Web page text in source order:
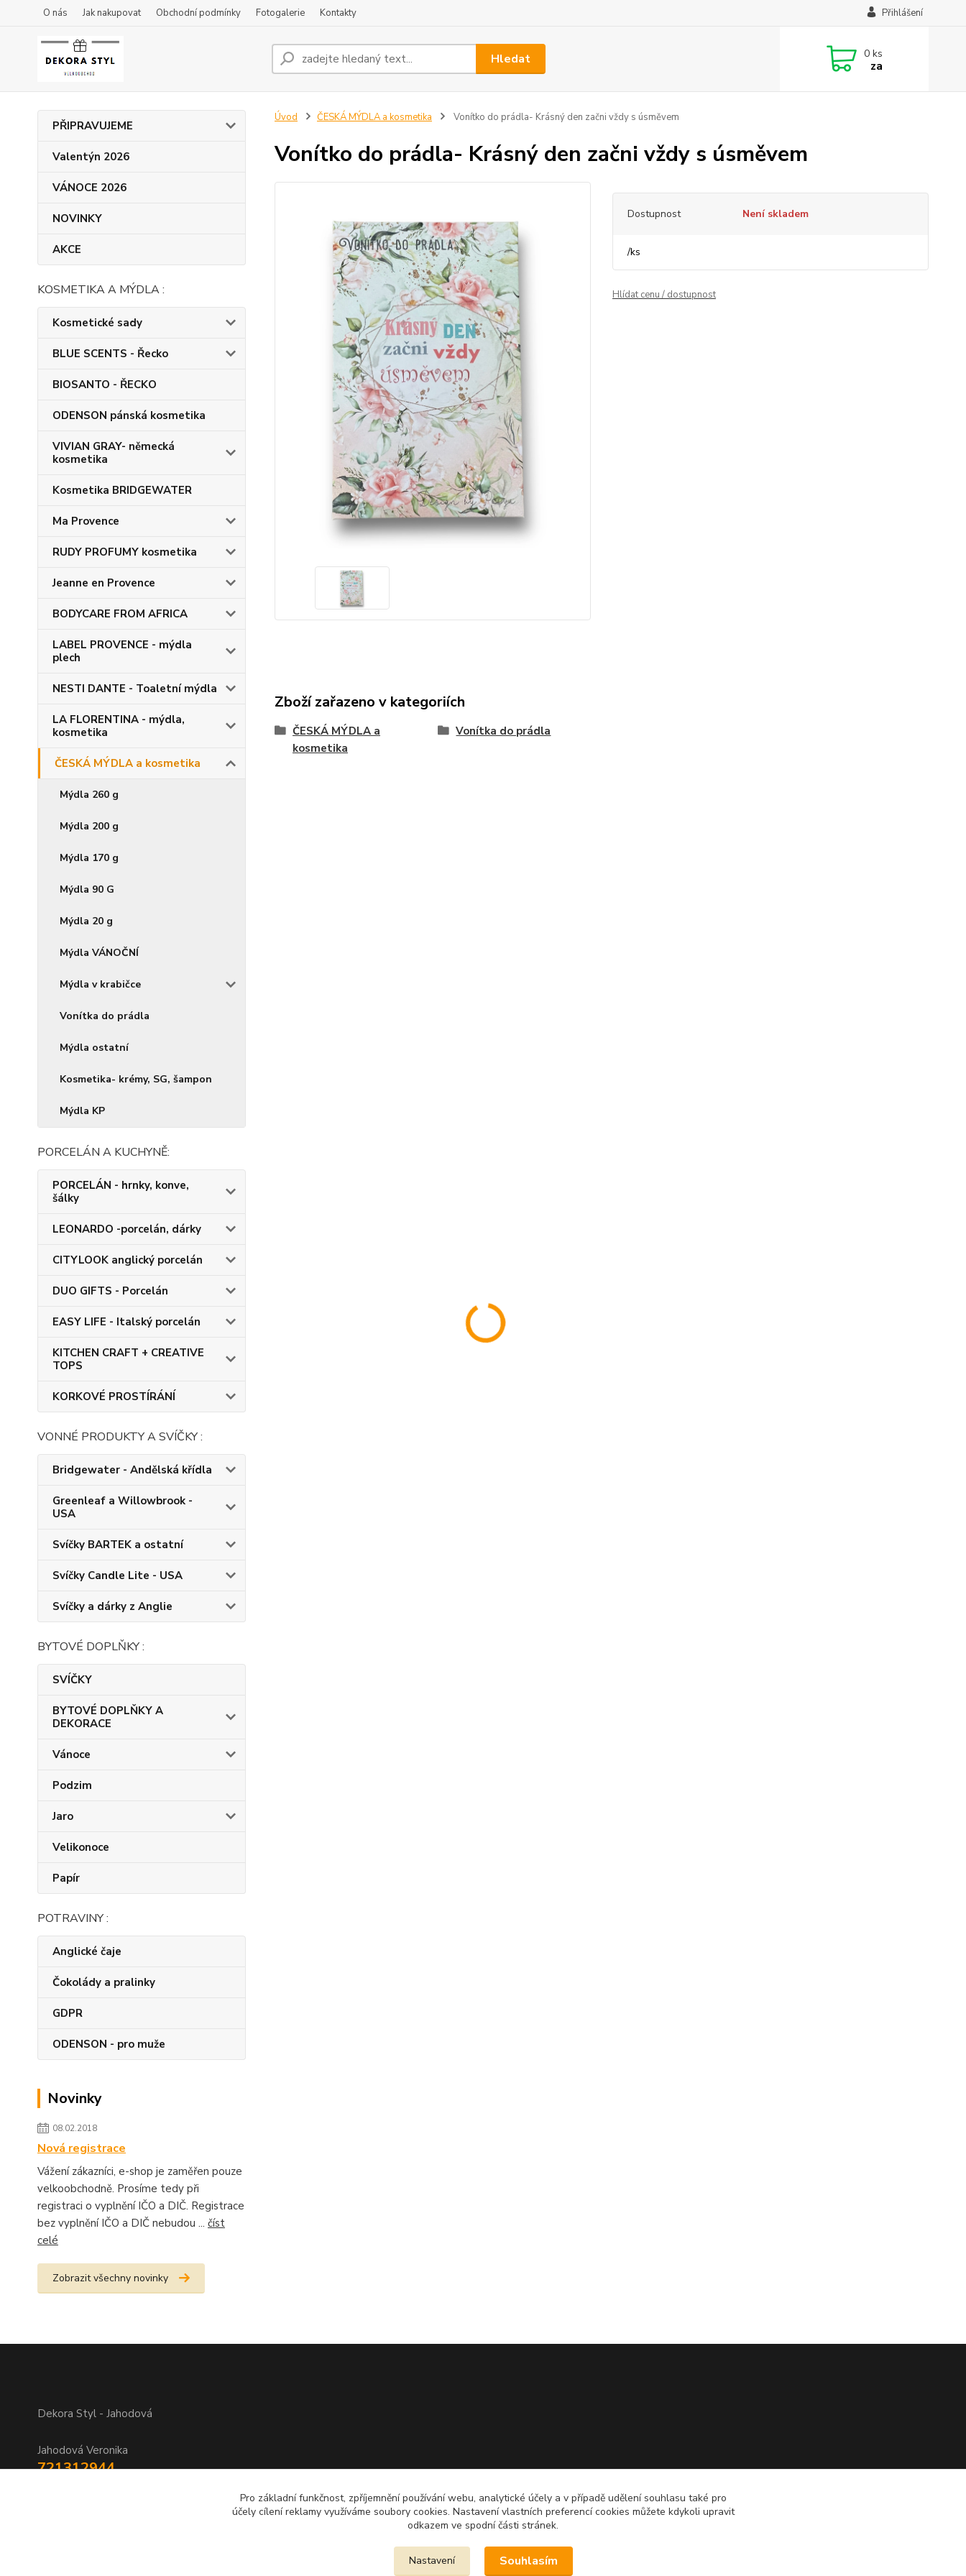
O nás Jak nakupovat Obchodní podmínky Fotogalerie Kontakty Přihlášení
Hledat 0 ks
za
PŘIPRAVUJEME
Valentýn 2026
VÁNOCE 2026
NOVINKY
AKCE
KOSMETIKA A MÝDLA :
Kosmetické sady
BLUE SCENTS - Řecko
BIOSANTO - ŘECKO
ODENSON pánská kosmetika
VIVIAN GRAY- německá
kosmetika
Kosmetika BRIDGEWATER
Ma Provence
RUDY PROFUMY kosmetika
Jeanne en Provence
BODYCARE FROM AFRICA
LABEL PROVENCE - mýdla
plech
NESTI DANTE - Toaletní mýdla
LA FLORENTINA - mýdla,
kosmetika
ČESKÁ MÝDLA a kosmetika
Mýdla 260 g
Mýdla 200 g
Mýdla 170 g
Mýdla 90 G
Mýdla 20 g
Mýdla VÁNOČNÍ
Mýdla v krabičce
Vonítka do prádla
Mýdla ostatní
Kosmetika- krémy, SG, šampon
Mýdla KP
PORCELÁN A KUCHYNĚ:
PORCELÁN - hrnky, konve,
šálky
LEONARDO -porcelán, dárky
CITYLOOK anglický porcelán
DUO GIFTS - Porcelán
EASY LIFE - Italský porcelán
KITCHEN CRAFT + CREATIVE
TOPS
KORKOVÉ PROSTÍRÁNÍ
VONNÉ PRODUKTY A SVÍČKY :
Bridgewater - Andělská křídla
Greenleaf a Willowbrook -
USA
Svíčky BARTEK a ostatní
Svíčky Candle Lite - USA
Svíčky a dárky z Anglie
BYTOVÉ DOPLŇKY :
SVÍČKY
BYTOVÉ DOPLŇKY A
DEKORACE
Vánoce
Podzim
Jaro
Velikonoce
Papír
POTRAVINY :
Anglické čaje
Čokolády a pralinky
GDPR
ODENSON - pro muže
Novinky
08.02.2018
Nová registrace
Vážení zákazníci, e-shop je zaměřen pouze
velkoobchodně. Prosíme tedy při
registraci o vyplnění IČO a DIČ. Registrace
bez vyplnění IČO a DIČ nebudou ... číst
celé
Zobrazit všechny novinky
Úvod ČESKÁ MÝDLA a kosmetika Vonítko do prádla- Krásný den začni vždy s úsměvem
Vonítko do prádla- Krásný den začni vždy s úsměvem
Dostupnost Není skladem
/ks
Hlídat cenu / dostupnost
Zboží zařazeno v kategoriích
ČESKÁ MÝDLA a
kosmetika
Vonítka do prádla
Dekora Styl - Jahodová
Jahodová Veronika
721312944
Pro základní funkčnost, zpříjemnění používání webu, analytické účely a v případě udělení souhlasu také pro
účely cílení reklamy využíváme soubory cookies. Nastavení vlastních preferencí cookies můžete kdykoli upravit
odkazem ve spodní části stránek.
Nastavení Souhlasím